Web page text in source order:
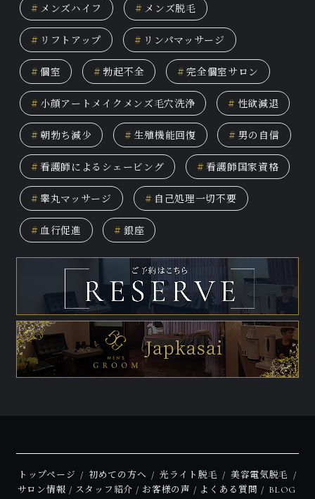
# メンズハイフ # メンズ脱毛
# リフトアップ # リンパマッサージ
# 個室 # 勃起不全 # 完全個室サロン
# 小顔アートメイクメンズ毛穴洗浄 # 性欲減退
# 朝勃ち減少 # 生殖機能回復 # 男の自信
# 看護師によるシェービング # 看護師国家資格
# 睾丸マッサージ # 自己処理一切不要
# 血行促進 # 銀座
トップページ 初めての方へ 光ライト脱毛
美容電気脱毛
サロン情報
スタッフ紹介 お客様の声 よくある質問 BLOG